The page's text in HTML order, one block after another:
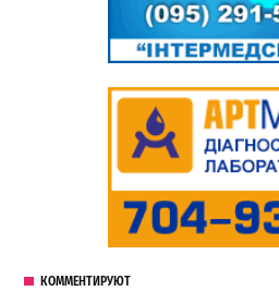
КОММЕНТИРУЮТ